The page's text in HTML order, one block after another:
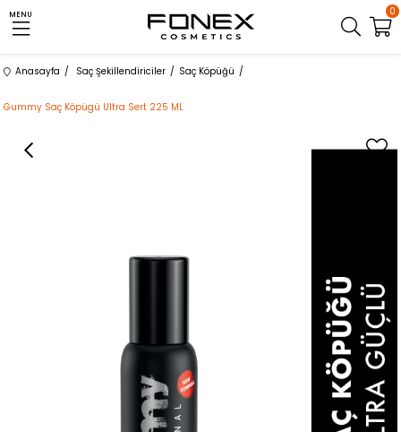
MENU 0
Anasayfa Saç Şekillendiriciler Saç Köpüğü
Gummy Saç Köpügü Ultra Sert 225 ML